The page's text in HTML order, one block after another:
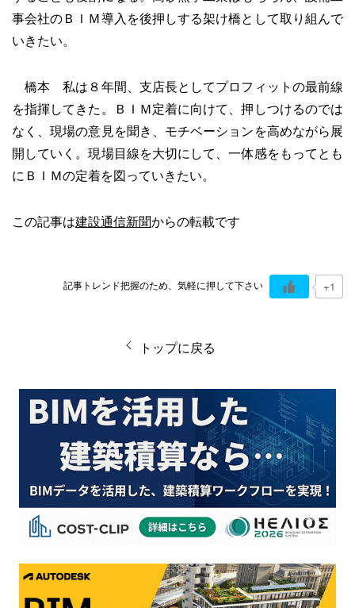
事会社のＢＩＭ導入を後押しする架け橋として取り組んで
いきたい。
橋本 私は８年間、支店長としてプロフィットの最前線
を指揮してきた。ＢＩＭ定着に向けて、押しつけるのでは
なく、現場の意見を聞き、モチベーションを高めながら展
開していく。現場目線を大切にして、一体感をもってとも
にＢＩＭの定着を図っていきたい。
この記事は建設通信新聞からの転載です
記事トレンド把握のため、気軽に押して下さい +1
トップに戻る